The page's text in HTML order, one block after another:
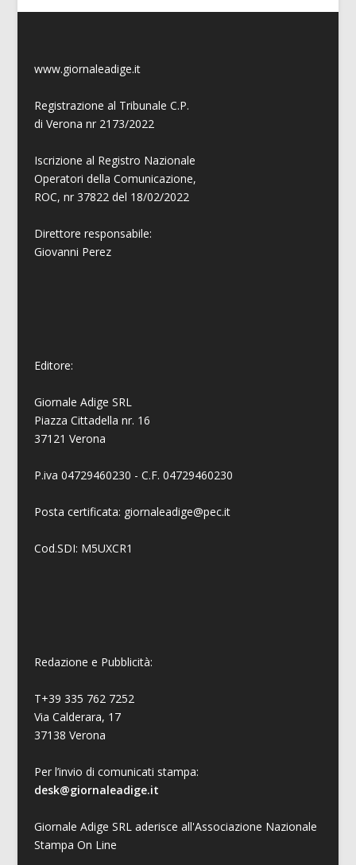
www.giornaleadige.it
Registrazione al Tribunale C.P.
di Verona nr 2173/2022
Iscrizione al Registro Nazionale
Operatori della Comunicazione,
ROC, nr 37822 del 18/02/2022
Direttore responsabile:
Giovanni Perez
Editore:
Giornale Adige SRL
Piazza Cittadella nr. 16
37121 Verona
P.iva 04729460230 - C.F. 04729460230
Posta certificata: giornaleadige@pec.it
Cod.SDI: M5UXCR1
Redazione e Pubblicità:
T+39 335 762 7252
Via Calderara, 17
37138 Verona
Per l’invio di comunicati stampa:
desk@giornaleadige.it
Giornale Adige SRL aderisce all'Associazione Nazionale
Stampa On Line